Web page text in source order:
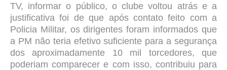
TV, informar o público, o clube voltou atrás e a
justificativa foi de que apóscontato feito com a
Policia Militar, os dirigentes foram informados que
a PM não teria efetivo suficiente para a segurança
dos aproximadamente 10 mil torcedores, que
poderiam comparecer e com isso, contribuiu para